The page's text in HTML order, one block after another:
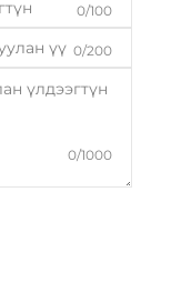
0/100
0/200
0/1000